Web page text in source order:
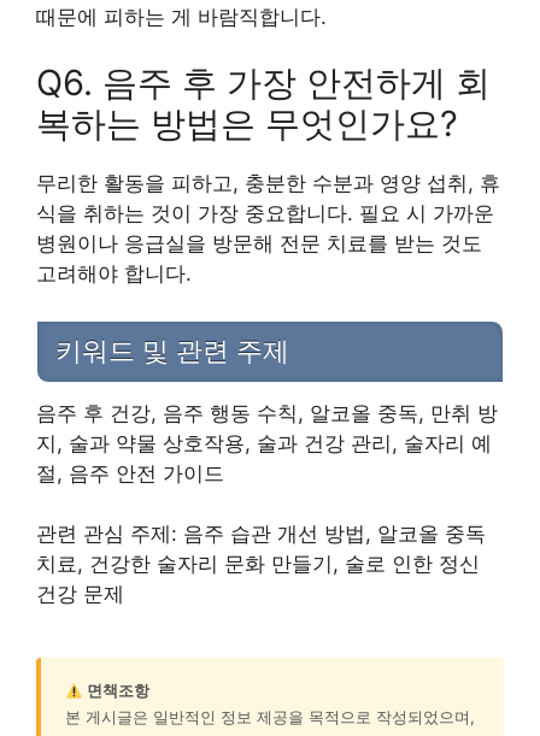
때문에 피하는 게 바람직합니다.
Q6. 음주 후 가장 안전하게 회
복하는 방법은 무엇인가요?
무리한 활동을 피하고, 충분한 수분과 영양 섭취, 휴
식을 취하는 것이 가장 중요합니다. 필요 시 가까운
병원이나 응급실을 방문해 전문 치료를 받는 것도
고려해야 합니다.
키워드 및 관련 주제
음주 후 건강, 음주 행동 수칙, 알코올 중독, 만취 방
지, 술과 약물 상호작용, 술과 건강 관리, 술자리 예
절, 음주 안전 가이드
관련 관심 주제: 음주 습관 개선 방법, 알코올 중독
치료, 건강한 술자리 문화 만들기, 술로 인한 정신
건강 문제
면책조항
본 게시글은 일반적인 정보 제공을 목적으로 작성되었으며,